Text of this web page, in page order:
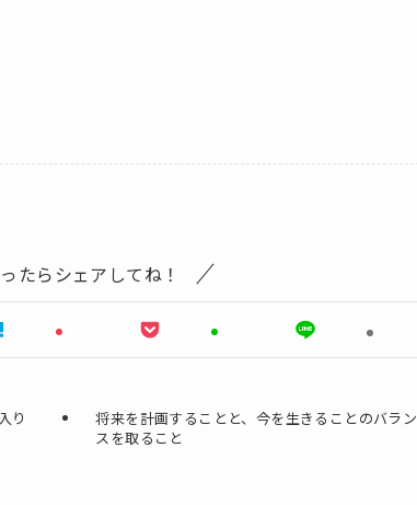
たらシェアしてね！
り
将来を計画することと、今を生きることのバラン
スを取ること